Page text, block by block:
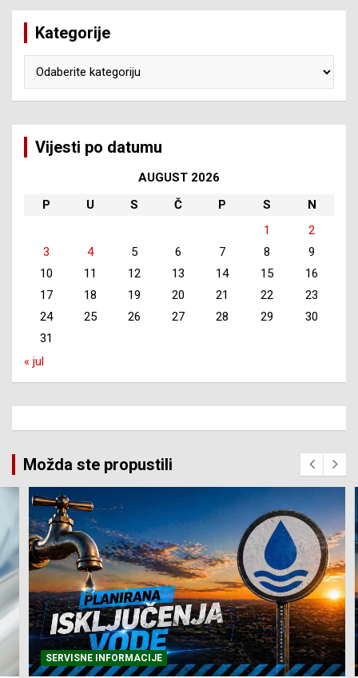
Kategorije
Vijesti po datumu
AUGUST 2026
P
U S Č P S
N
1
2
3
4 5 6 7 8
9
10
11 12 13 14 15
16
17
18 19 20 21 22
23
24
25 26 27 28 29
30
31
« jul
Možda ste propustili
SERVISNE INFORMACIJE